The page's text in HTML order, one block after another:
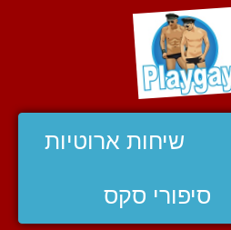
שיחות ארוטיות
סיפורי סקס